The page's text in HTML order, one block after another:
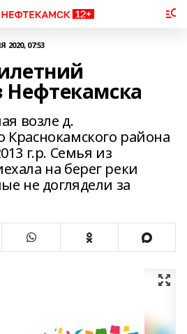
2020, 07:53
Нефтекамска
возле д.
Краснокамского района
г.р. Семья из
на берег реки
не доглядели за